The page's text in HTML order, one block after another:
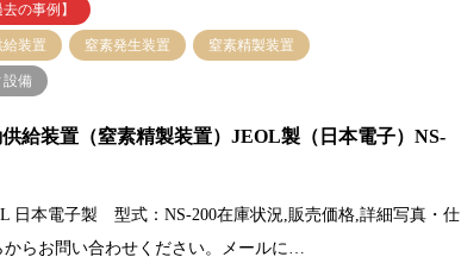
の事例】
装置 窒素発生装置 窒素精製装置
設備
給装置（窒素精製装置）JEOL製（日本電子）NS-
日本電子製 型式：NS-200在庫状況,販売価格,詳細写真・仕
からお問い合わせください。メールに…